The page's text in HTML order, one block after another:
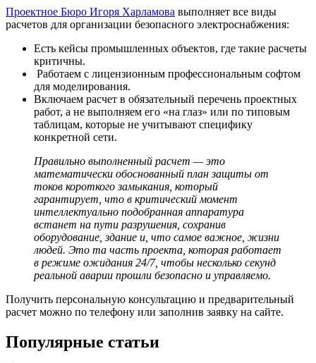
Проектное Бюро Игоря Харламова выполняет все виды
расчетов для организации безопасного электроснабжения:
Есть кейсы промышленных объектов, где такие расчеты
критичны.
Работаем с лицензионным профессиональным софтом
для моделирования.
Включаем расчет в обязательный перечень проектных
работ, а не выполняем его «на глаз» или по типовым
таблицам, которые не учитывают специфику
конкретной сети.
Правильно выполненный расчет — это
математически обоснованный план защиты от
токов короткого замыкания, который
гарантирует, что в критический момент
интеллектуально подобранная аппаратура
встанет на пути разрушения, сохранив
оборудование, здание и, что самое важное, жизни
людей. Это та часть проекта, которая работает
в режиме ожидания 24/7, чтобы несколько секунд
реальной аварии прошли безопасно и управляемо.
Получить персональную консультацию и предварительный
расчет можно по телефону или заполнив заявку на сайте.
Популярные статьи